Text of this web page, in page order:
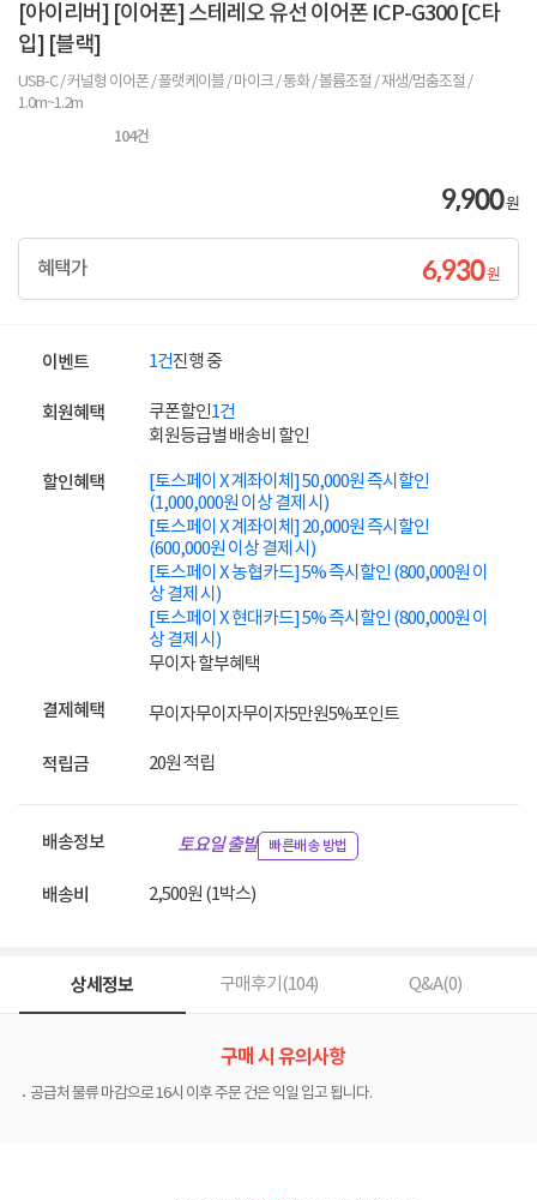
[아이리버] [이어폰] 스테레오 유선 이어폰 ICP-G300 [C타
입] [블랙]
USB-C / 커널형 이어폰 / 플랫케이블 / 마이크 / 통화 / 볼륨조절 / 재생/멈춤조절 /
1.0m~1.2m
104건
9,900원
혜택가 6,930원
이벤트 1건진행 중
회원혜택 쿠폰할인1건
회원등급별 배송비 할인
할인혜택
[토스페이 X 계좌이체] 50,000원 즉시할인
(1,000,000원 이상 결제 시)
[토스페이 X 계좌이체] 20,000원 즉시할인
(600,000원 이상 결제 시)
[토스페이 X 농협카드] 5% 즉시할인 (800,000원 이
상 결제 시)
[토스페이 X 현대카드] 5% 즉시할인 (800,000원 이
상 결제 시)
무이자 할부혜택
결제혜택 무이자무이자무이자5만원5%포인트
적립금 20원 적립
배송정보 토요일 출발 빠른배송 방법
배송비 2,500원 (1박스)
상세정보 구매후기(104) Q&A(0)
구매 시 유의사항
공급처 물류 마감으로 16시 이후 주문 건은 익일 입고 됩니다.